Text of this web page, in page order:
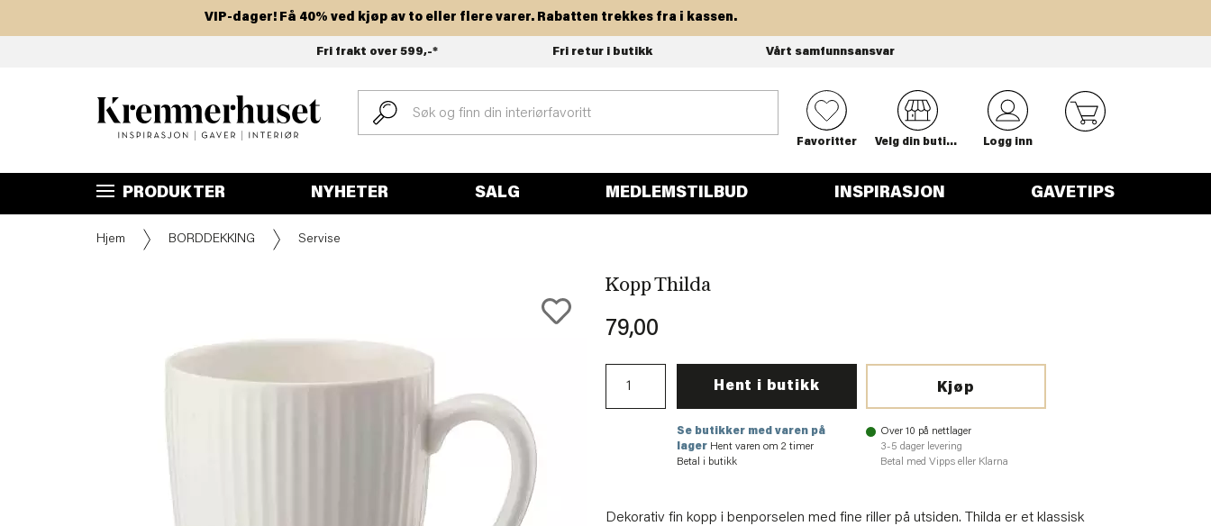
Hopp
VIP-dager! Få 40% ved kjøp av to eller flere varer. Rabatten trekkes fra i kassen.
Fri frakt over 599,-* Fri retur i butikk Vårt samfunnsansvar
0
Favoritter Velg din butikk Logg inn
PRODUKTER NYHETER SALG MEDLEMSTILBUD INSPIRASJON GAVETIPS
Hjem BORDDEKKING Servise
Kopp Thilda
79,00
Kjøp
Hent i butikk
Over 10 på nettlager
3-5 dager levering
Betal med Vipps eller Klarna
Se butikker med varen på
lagerHent varen om 2 timer
Betal i butikk
Dekorativ fin kopp i benporselen med fine riller på utsiden. Thilda er et klassisk